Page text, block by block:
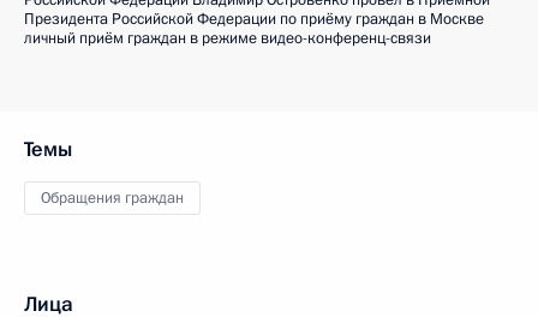
Президента Российской Федерации по приёму граждан в Москве
личный приём граждан в режиме видео-конференц-связи
Темы
Обращения граждан
Лица